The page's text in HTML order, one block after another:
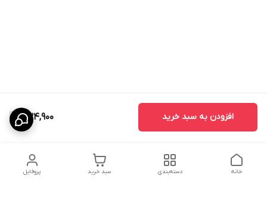
834,900 افزودن به سبد خرید
پروفایل سبد خرید دسته‌بندی خانه